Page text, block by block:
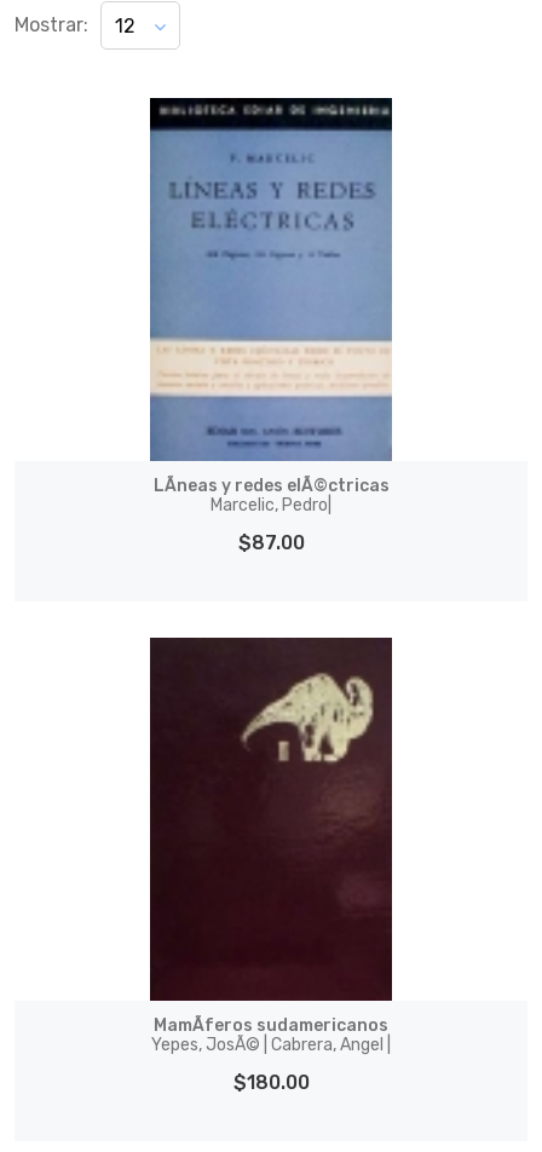
Mostrar: 12
LÃ­neas y redes elÃ©ctricas
Marcelic, Pedro|
$87.00
MamÃ­feros sudamericanos
Yepes, JosÃ© | Cabrera, Angel |
$180.00